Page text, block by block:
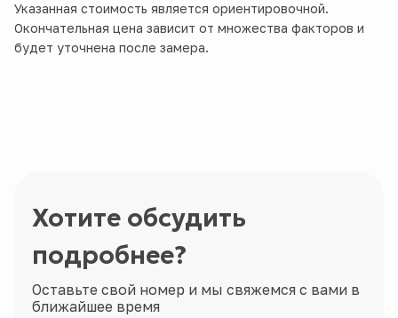
Указанная стоимость является ориентировочной.
Окончательная цена зависит от множества факторов и
будет уточнена после замера.
Хотите обсудить
подробнее?
Оставьте свой номер и мы свяжемся с вами в
ближайшее время